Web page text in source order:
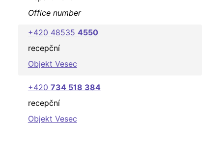
Office number
+420 48535 4550
recepční
Objekt Vesec
+420 734 518 384
recepční
Objekt Vesec